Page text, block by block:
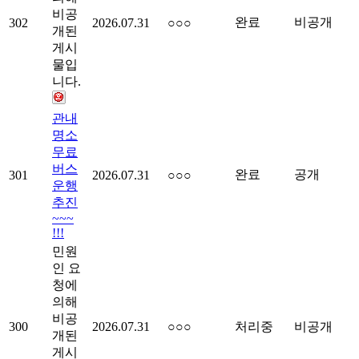
302
비공
개된
게시
물입
니다.
2026.07.31 ○○○ 완료 비공개
301
관내
명소
무료
버스
운행
추진
~~~
!!!
2026.07.31 ○○○ 완료 공개
300
민원
인 요
청에
의해
비공
개된
게시
2026.07.31 ○○○ 처리중 비공개